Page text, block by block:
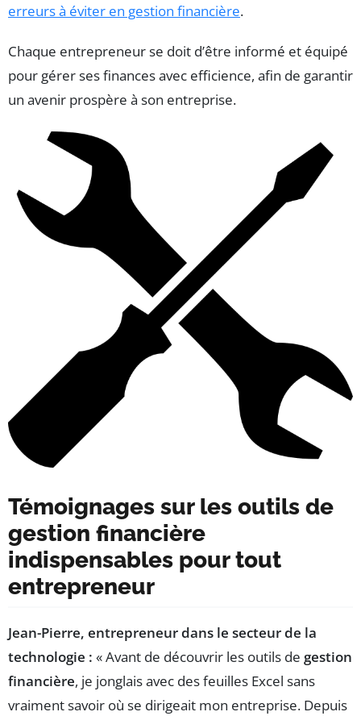
erreurs à éviter en gestion financière.
Chaque entrepreneur se doit d’être informé et équipé
pour gérer ses finances avec efficience, afin de garantir
un avenir prospère à son entreprise.
Témoignages sur les outils de
gestion financière
indispensables pour tout
entrepreneur
Jean-Pierre, entrepreneur dans le secteur de la
technologie : « Avant de découvrir les outils de gestion
financière, je jonglais avec des feuilles Excel sans
vraiment savoir où se dirigeait mon entreprise. Depuis